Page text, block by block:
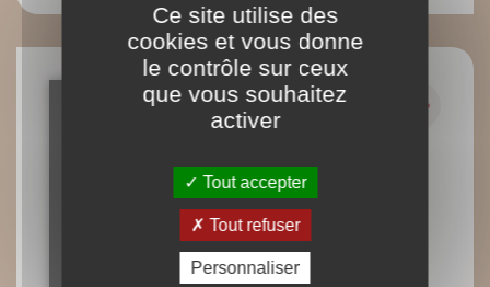
Ce site utilise des
cookies et vous donne
le contrôle sur ceux
que vous souhaitez
activer
Tout accepter
Tout refuser
Personnaliser